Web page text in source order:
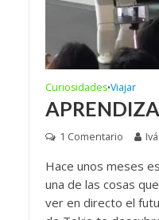
Curiosidades•Viajar
1 Comentario
Hace unos meses
una de las cosas
ver en directo el